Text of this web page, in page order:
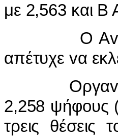
με 2,563 και Β
Ο Αv
απέτυχε vα
Οργαv
2,258 ψήφoυς
τρεις θέσεις τ